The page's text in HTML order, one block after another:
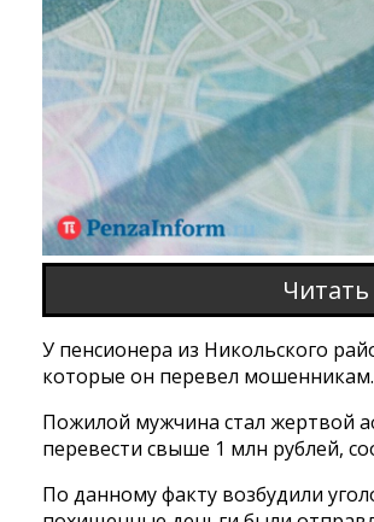
У пенсионера из Никольского
которые он перевел
Пожилой мужчина стал жертвой
перевести свыше 1 млн рублей,
По данному факту возбудили